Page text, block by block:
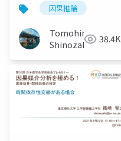
因果推論
Tomohiro
Shinozaki
38.4K